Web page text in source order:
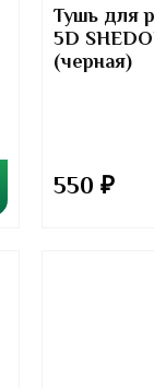
Тушь для
5D
(черная)
550 ₽